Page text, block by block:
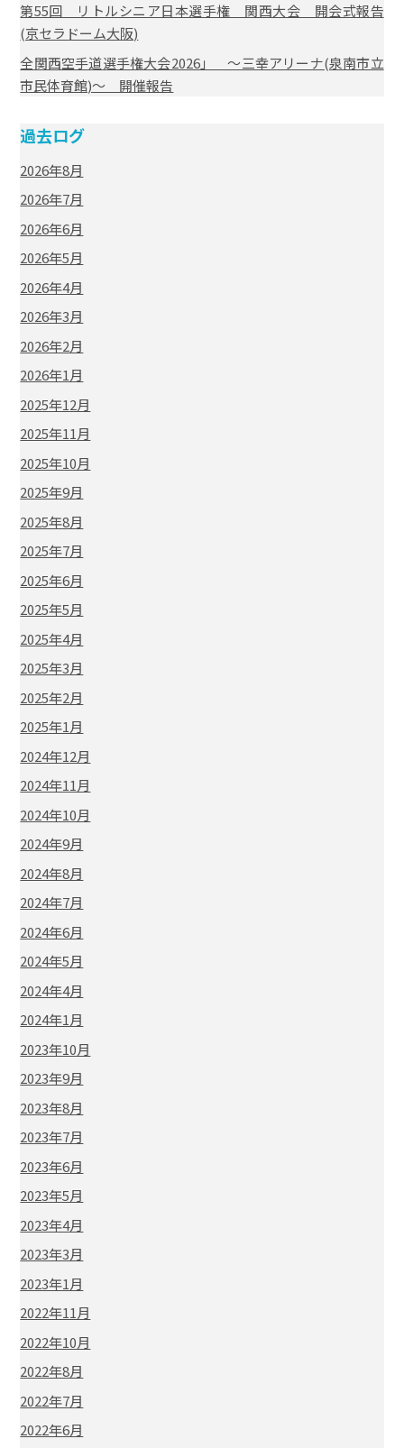
第55回 リトルシニア日本選手権 関西大会 開会式報告
(京セラドーム大阪)
全関西空手道選手権大会2026」 ～三幸アリーナ(泉南市立
市民体育館)～ 開催報告
過去ログ
2026年8月
2026年7月
2026年6月
2026年5月
2026年4月
2026年3月
2026年2月
2026年1月
2025年12月
2025年11月
2025年10月
2025年9月
2025年8月
2025年7月
2025年6月
2025年5月
2025年4月
2025年3月
2025年2月
2025年1月
2024年12月
2024年11月
2024年10月
2024年9月
2024年8月
2024年7月
2024年6月
2024年5月
2024年4月
2024年1月
2023年10月
2023年9月
2023年8月
2023年7月
2023年6月
2023年5月
2023年4月
2023年3月
2023年1月
2022年11月
2022年10月
2022年8月
2022年7月
2022年6月